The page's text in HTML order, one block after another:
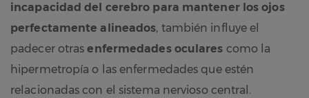
incapacidad del cerebro para mantener los ojos
perfectamente alineados, también influye el
padecer otras enfermedades oculares como la
hipermetropía o las enfermedades que estén
relacionadas con el sistema nervioso central.